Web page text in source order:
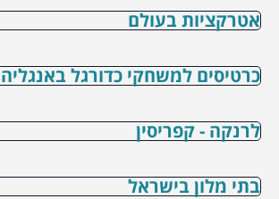
אטרקציות בעולם
כרטיסים למשחקי כדורגל באנגליה
לרנקה - קפריסין
בתי מלון בישראל